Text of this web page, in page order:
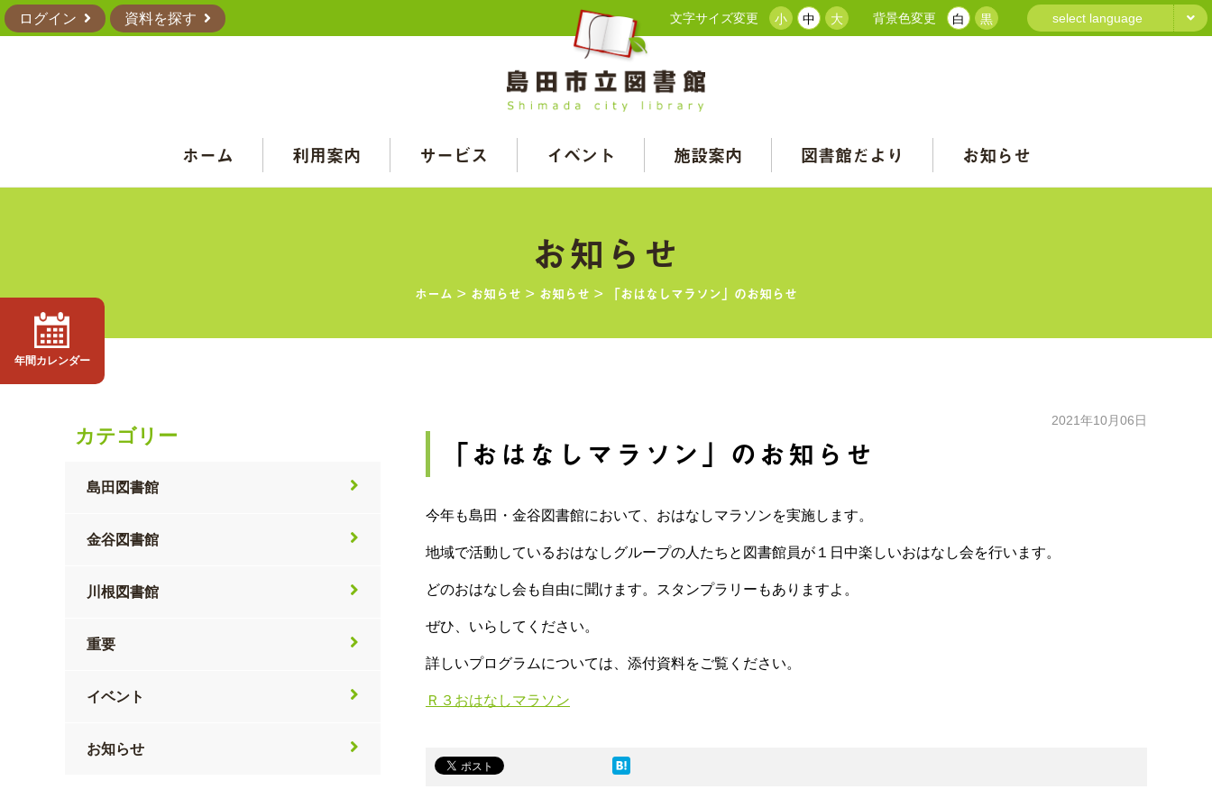
ログイン 資料を探す 文字サイズ変更 小 中 大 背景色変更 白 黒 select language
ホーム 利用案内 サービス イベント 施設案内 図書館だより お知らせ
お知らせ
ホーム > お知らせ > お知らせ > 「おはなしマラソン」のお知らせ
年間カレンダー
2021年10月06日
「おはなしマラソン」のお知らせ
今年も島田・金谷図書館において、おはなしマラソンを実施します。
地域で活動しているおはなしグループの人たちと図書館員が１日中楽しいおはなし会を行います。
どのおはなし会も自由に聞けます。スタンプラリーもありますよ。
ぜひ、いらしてください。
詳しいプログラムについては、添付資料をご覧ください。
Ｒ３おはなしマラソン
カテゴリー
島田図書館
金谷図書館
川根図書館
重要
イベント
お知らせ